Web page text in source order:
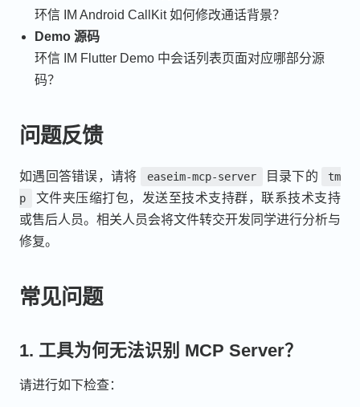
环信 IM Android CallKit 如何修改通话背景？
Demo 源码
环信 IM Flutter Demo 中会话列表页面对应哪部分源
码？
问题反馈
如遇回答错误，请将 easeim-mcp-server 目录下的
tm
p
文件夹压缩打包，发送至技术支持群，联系技术支持
或售后人员。相关人员会将文件转交开发同学进行分析与
修复。
常见问题
1. 工具为何无法识别 MCP Server？
请进行如下检查：